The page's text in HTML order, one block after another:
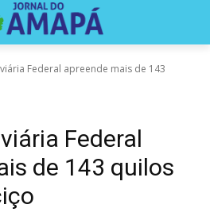
Federal apreende mais de 143
Federal
de 143 quilos